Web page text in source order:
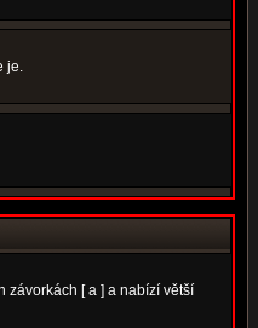
je.
závorkách [ a ] a nabízí větší